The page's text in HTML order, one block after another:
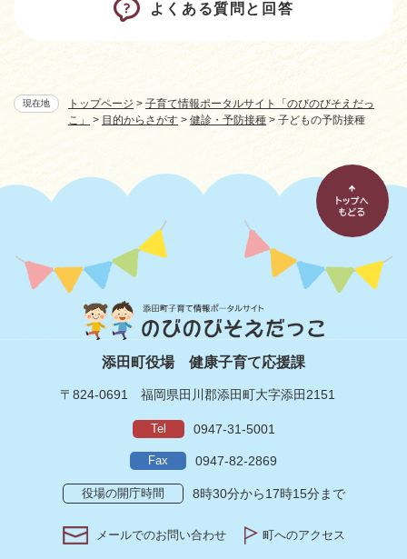
現在地 トップページ > 子育て情報ポータルサイト「のびのびそえだっ
こ」
> 目的からさがす > 健診・予防接種 > 子どもの予防接種
よくある質問と回答
添田町役場 健康子育て応援課
〒824-0691 福岡県田川郡添田町大字添田2151
Tel 0947-31-5001
Fax 0947-82-2869
役場の開庁時間 8時30分から17時15分まで
メールでのお問い合わせ 町へのアクセス